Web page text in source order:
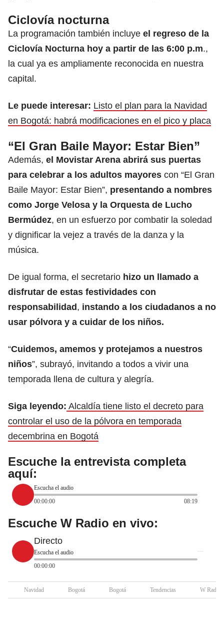
Ciclovía nocturna
La programación también incluye el regreso de la
Ciclovía Nocturna hoy a partir de las 6:00 p.m.,
la cual ya es ampliamente reconocida en nuestra
capital.
Le puede interesar: Listo el plan para la Navidad
en Bogotá: habrá modificaciones en el pico y placa
“El Gran Baile Mayor: Estar Bien”
Además, el Movistar Arena abrirá sus puertas
para celebrar a los adultos mayores con “El Gran
Baile Mayor: Estar Bien”, presentando a nombres
como Jorge Velosa y la Orquesta de Lucho
Bermúdez, en un esfuerzo por combatir la soledad
y dignificar la vejez a través de la danza y la
música.​
De igual forma, el secretario hizo un llamado a
disfrutar de estas festividades con
responsabilidad, instando a los ciudadanos a no
usar pólvora y a cuidar de los niños.
“Cuidemos, amemos y protejamos a nuestros
niños”, subrayó, invitando a todos a vivir una
temporada llena de cultura y alegría.
Siga leyendo: Alcaldía tiene listo el decreto para
controlar el uso de la pólvora en temporada
decembrina en Bogotá
Escuche la entrevista completa
aquí:
Escucha el audio
00:00:00
08:19
Escuche W Radio en vivo:
Directo
Escucha el audio
00:00:00
Navidad Bogotá Bogotá Tendencias W Radio